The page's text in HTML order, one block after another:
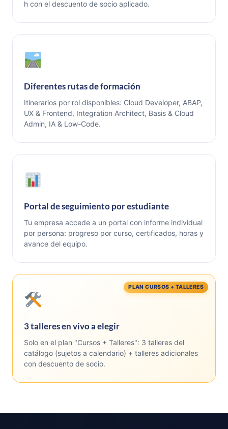
h con el descuento de socio aplicado.
Diferentes rutas de formación
Itinerarios por rol disponibles: Cloud Developer, ABAP,
UX & Frontend, Integration Architect, Basis & Cloud
Admin, IA & Low-Code.
Portal de seguimiento por estudiante
Tu empresa accede a un portal con informe individual
por persona: progreso por curso, certificados, horas y
avance del equipo.
PLAN CURSOS + TALLERES
3 talleres en vivo a elegir
Solo en el plan "Cursos + Talleres": 3 talleres del
catálogo (sujetos a calendario) + talleres adicionales
con descuento de socio.